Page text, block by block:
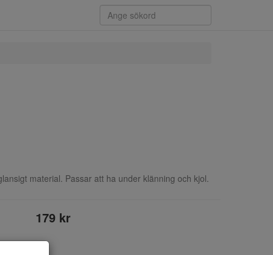
material. Passar att ha under klänning och kjol.
179 kr